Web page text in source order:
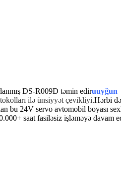
DS-R009D təmin ediruuyğun
ilə ünsiyyət çevikliyi.Hərbi
bu 24V servo avtomobil boyası
saat fasiləsiz işləməyə davam